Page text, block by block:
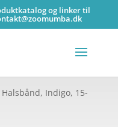
og linker til
Indigo, 15-